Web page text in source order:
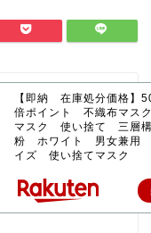
【即納 在庫処分価格
倍ポイント 不織布マ
マスク 使い捨て 三層
粉 ホワイト 男女兼用
イズ 使い捨てマスク